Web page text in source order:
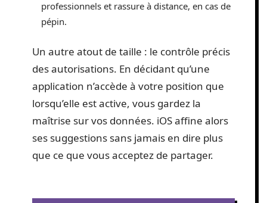
professionnels et rassure à distance, en cas de
pépin.
Un autre atout de taille : le contrôle précis
des autorisations. En décidant qu’une
application n’accède à votre position que
lorsqu’elle est active, vous gardez la
maîtrise sur vos données. iOS affine alors
ses suggestions sans jamais en dire plus
que ce que vous acceptez de partager.